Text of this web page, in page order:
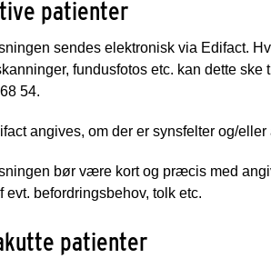
patienter
sendes elektronisk via Edifact.
fundusfotos etc. kan dette ske
54.
angives, om der er synsfelter og/
bør være kort og præcis med
evt. befordringsbehov, tolk etc.
patienter